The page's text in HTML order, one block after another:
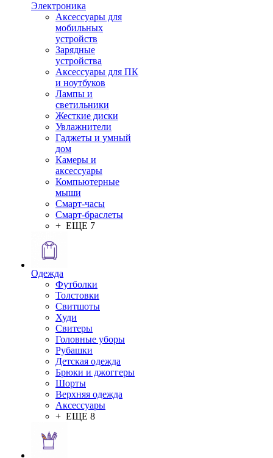
Электроника
Аксессуары для
мобильных
устройств
Зарядные
устройства
Аксессуары для ПК
и ноутбуков
Лампы и
светильники
Жесткие диски
Увлажнители
Гаджеты и умный
дом
Камеры и
аксессуары
Компьютерные
мыши
Смарт-часы
Смарт-браслеты
+ ЕЩЕ 7
Одежда
Футболки
Толстовки
Свитшоты
Худи
Свитеры
Головные уборы
Рубашки
Детская одежда
Брюки и джоггеры
Шорты
Верхняя одежда
Аксессуары
+ ЕЩЕ 8